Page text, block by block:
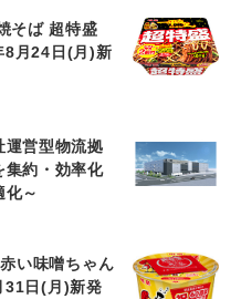
そば 超特盛
8月24日(月)新
運営型物流拠
集約・効率化
化～
い味噌ちゃん
31日(月)新発